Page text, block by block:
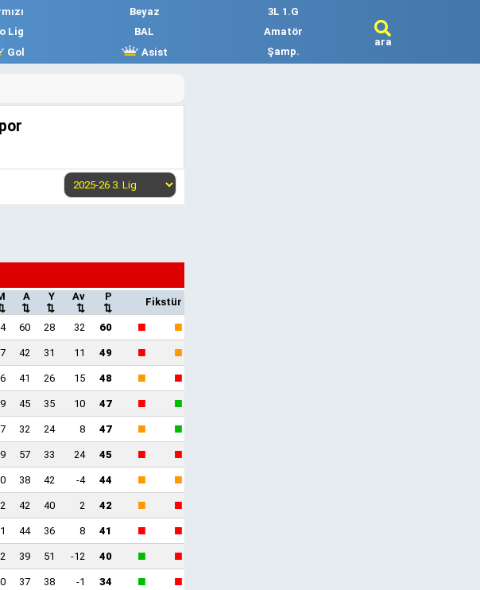
Beyaz
3L 1.G
Lig BAL
Amatör
Gol Asist Şamp.
ara
A
⇅
Y
⇅
Av
⇅
P
⇅
Fikstür
4 60 28 32 60 ■ ■
7 42 31 11 49 ■ ■
6 41 26 15 48 ■ ■
9 45 35 10 47 ■ ■
7 32 24 8 47 ■ ■
9 57 33 24 45 ■ ■
38 42 -4 44 ■ ■
42 40 2 42 ■ ■
44 36 8 41 ■ ■
39 51 -12 40 ■ ■
37 38 -1 34 ■ ■